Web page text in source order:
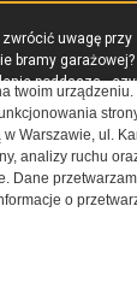
uwagę przy
bramy garażowej?
poddasza -
izolacja?
Sposoby na
i zdrowy
twoim
Warszawie, ul.
analizy ruchu
Dane
o